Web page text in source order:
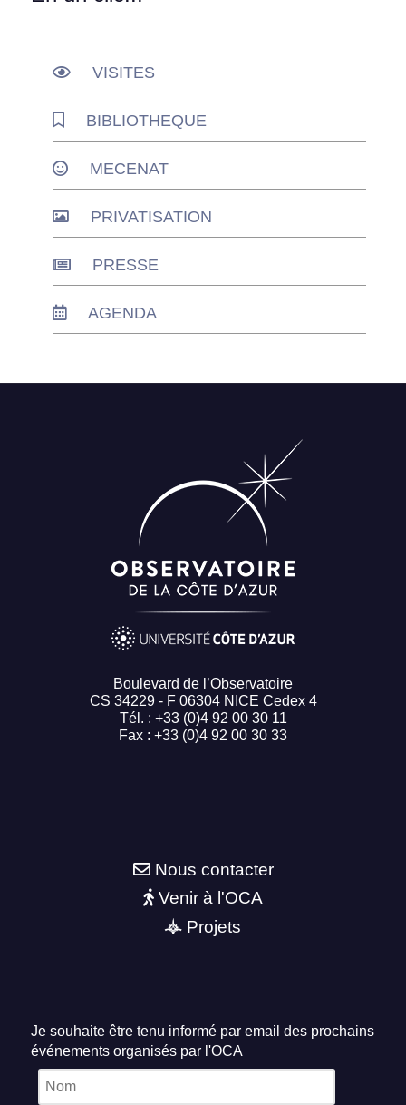
VISITES
BIBLIOTHEQUE
MECENAT
PRIVATISATION
PRESSE
AGENDA
Boulevard de l’Observatoire
CS 34229 - F 06304 NICE Cedex 4
Tél. : +33 (0)4 92 00 30 11
Fax : +33 (0)4 92 00 30 33
Nous contacter
Venir à l'OCA
Projets
Je souhaite être tenu informé par email des prochains
événements organisés par l'OCA